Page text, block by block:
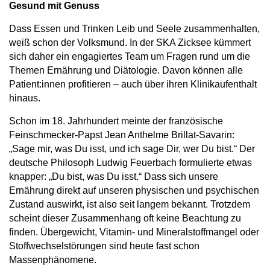
Gesund mit Genuss
Dass Essen und Trinken Leib und Seele zusammenhalten,
weiß schon der Volksmund. In der SKA Zicksee kümmert
sich daher ein engagiertes Team um Fragen rund um die
Themen Ernährung und Diätologie. Davon können alle
Patient:innen profitieren – auch über ihren Klinikaufenthalt
hinaus.
Schon im 18. Jahrhundert meinte der französische
Feinschmecker-Papst Jean Anthelme Brillat-Savarin:
„Sage mir, was Du isst, und ich sage Dir, wer Du bist.“ Der
deutsche Philosoph Ludwig Feuerbach formulierte etwas
knapper: „Du bist, was Du isst.“ Dass sich unsere
Ernährung direkt auf unseren physischen und psychischen
Zustand auswirkt, ist also seit langem bekannt. Trotzdem
scheint dieser Zusammenhang oft keine Beachtung zu
finden. Übergewicht, Vitamin- und Mineralstoffmangel oder
Stoffwechselstörungen sind heute fast schon
Massenphänomene.